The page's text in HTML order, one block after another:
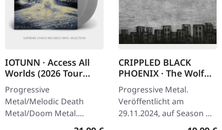
IOTUNN · Access All
Worlds (2026 Tour
Edition) | SILVER 2LP
Progressive
Metal/Melodic Death
Metal/Doom Metal.
CRIPPLED BLACK
PHOENIX · The Wolf
Changes Its Fur But
Not Its Nature | 2CD
DIGIBOOK
Progressive Metal.
Veröffentlicht am
29.11.2024, auf Season Of
Mist. Deluxe-Digibook mit